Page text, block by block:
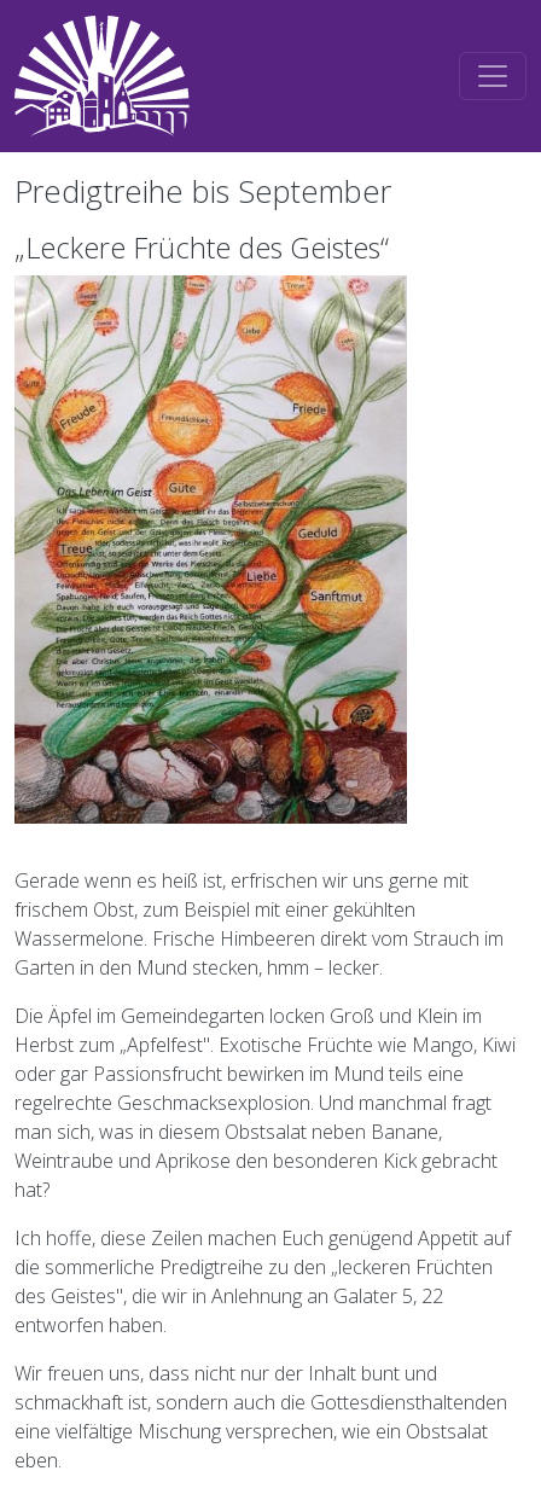
Direkt zum Inhalt
Predigtreihe bis September
„Leckere Früchte des Geistes“
Gerade wenn es heiß ist, erfrischen wir uns gerne mit
frischem Obst, zum Beispiel mit einer gekühlten
Wassermelone. Frische Himbeeren direkt vom Strauch im
Garten in den Mund stecken, hmm – lecker.
Die Äpfel im Gemeindegarten locken Groß und Klein im
Herbst zum „Apfelfest". Exotische Früchte wie Mango, Kiwi
oder gar Passionsfrucht bewirken im Mund teils eine
regelrechte Geschmacksexplosion. Und manchmal fragt
man sich, was in diesem Obstsalat neben Banane,
Weintraube und Aprikose den besonderen Kick gebracht
hat?
Ich hoffe, diese Zeilen machen Euch genügend Appetit auf
die sommerliche Predigtreihe zu den „leckeren Früchten
des Geistes", die wir in Anlehnung an Galater 5, 22
entworfen haben.
Wir freuen uns, dass nicht nur der Inhalt bunt und
schmackhaft ist, sondern auch die Gottesdiensthaltenden
eine vielfältige Mischung versprechen, wie ein Obstsalat
eben.